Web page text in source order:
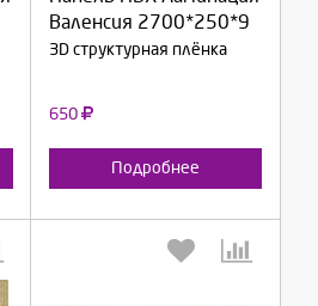
Валенсия 2700*250*9
3D структурная плёнка
650
Подробнее
Продолжить
Отмена